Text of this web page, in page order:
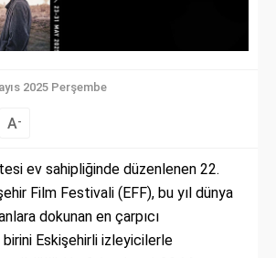
2025 Perşembe
A-
ev sahipliğinde düzenlenen 22.
Film Festivali (EFF), bu yıl dünya
dokunan en çarpıcı
Eskişehirli izleyicilerle